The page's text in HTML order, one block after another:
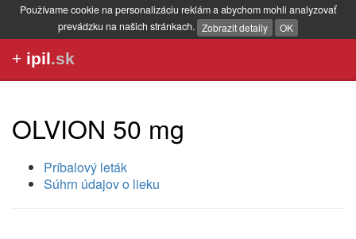
Používame cookie na personalizáciu reklám a abychom mohli analyzovať
prevádzku na našich stránkach. Zobrazit detaily OK
+ ipil.sk
OLVION 50 mg
Príbalový leták
Súhrn údajov o lieku